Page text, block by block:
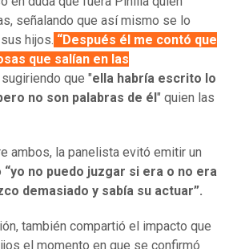
señalando que así mismo se lo
hijos. “Después él me contó que
que salían en las
sugiriendo que "ella habría escrito lo
no son palabras de él" quien las
ambos, la panelista evitó emitir un
“yo no puedo juzgar si era o no era
demasiado y sabía su actuar”.
también compartió el impacto que
el momento en que se confirmó